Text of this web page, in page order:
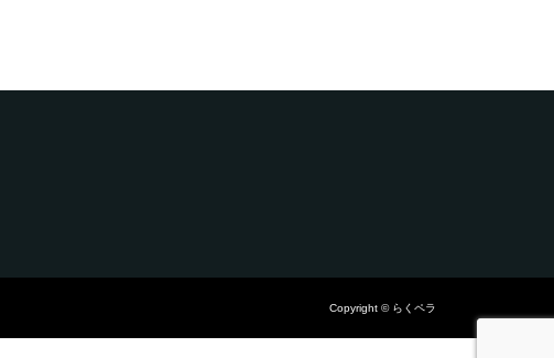
Copyright © らくペラ